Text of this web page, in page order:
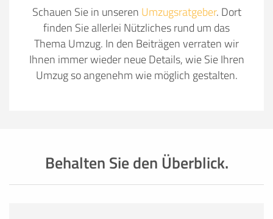
Schauen Sie in unseren Umzugsratgeber. Dort
finden Sie allerlei Nützliches rund um das
Thema Umzug. In den Beiträgen verraten wir
Ihnen immer wieder neue Details, wie Sie Ihren
Umzug so angenehm wie möglich gestalten.
Behalten Sie den Überblick.